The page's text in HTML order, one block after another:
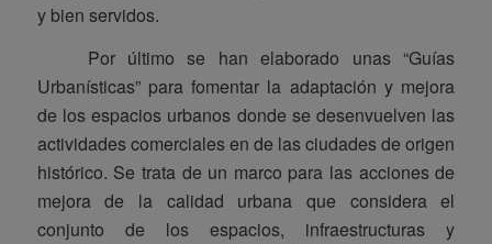
y bien servidos.
Por último se han elaborado unas “Guías
Urbanísticas” para fomentar la adaptación y mejora
de los espacios urbanos donde se desenvuelven las
actividades comerciales en de las ciudades de origen
histórico. Se trata de un marco para las acciones de
mejora de la calidad urbana que considera el
conjunto de los espacios, infraestructuras y